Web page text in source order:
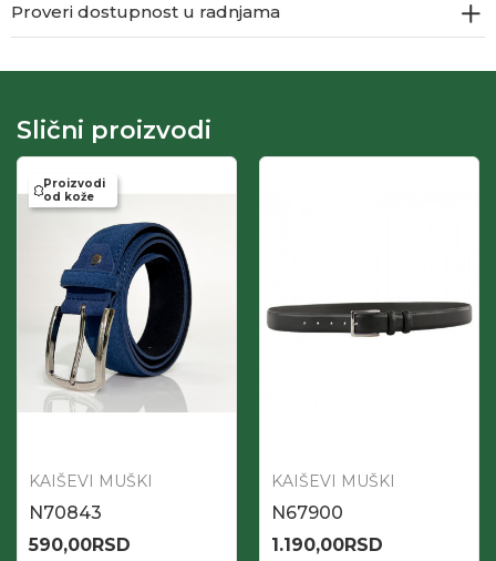
Proveri dostupnost u radnjama
Slični proizvodi
Proizvodi
od kože
KAIŠEVI MUŠKI
N70843
590,00RSD
KAIŠEVI MUŠKI
N67900
1.190,00RSD